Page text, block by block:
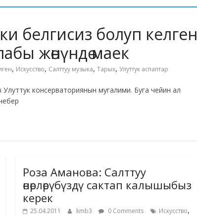
белгисиз болуп келген
жөнүндө маек
, Искусство, Салттуу музыка, Тарых, Улуттук аспаптар
консерваториянын мугалими. Буга чейин ал
Роза Аманова: Салттуу
өнөрлөрүбүздү сактап калышыбыз
керек
25.04.2011 kmb3 0 Comments Искусство,